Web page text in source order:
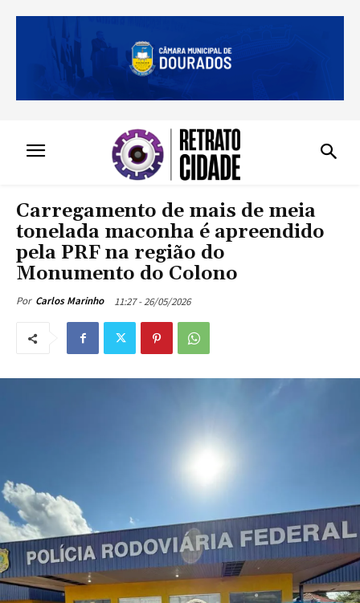
Carregamento de mais de meia
tonelada maconha é apreendido
pela PRF na região do
Monumento do Colono
Por Carlos Marinho 11:27 - 26/05/2026